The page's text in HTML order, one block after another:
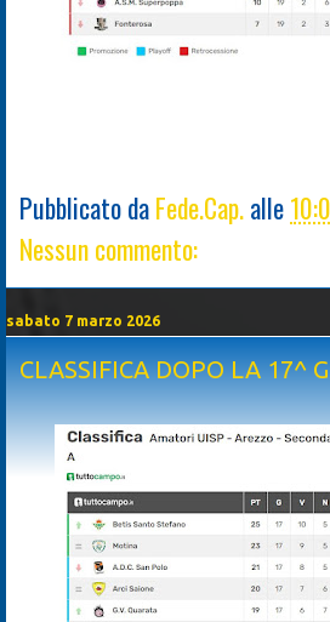
Pubblicato daFede.Cap.alle
Nessun commento:
sabato 7 marzo 2026
CLASSIFICA DOPO LA 17^